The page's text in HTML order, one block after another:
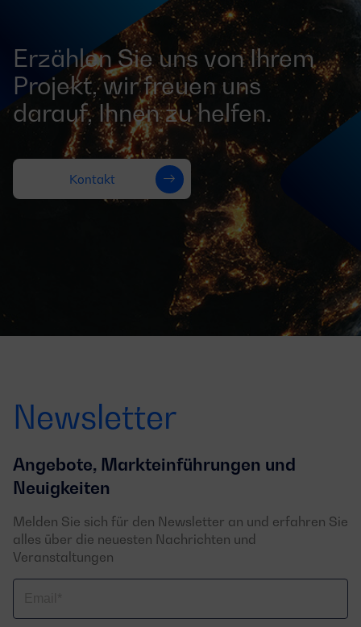
Erzählen Sie uns von Ihrem
Projekt, wir freuen uns
darauf, Ihnen zu helfen.
Kontakt
Newsletter
Angebote, Markteinführungen und
Neuigkeiten
Melden Sie sich für den Newsletter an und erfahren Sie
alles über die neuesten Nachrichten und
Veranstaltungen